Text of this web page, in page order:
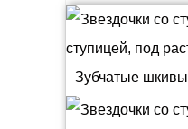
Зубчатые шкивы